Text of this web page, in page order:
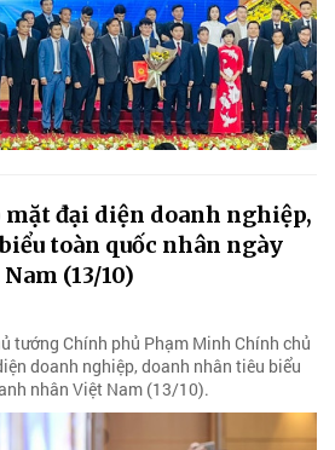
đại diện doanh nghiệp,
toàn quốc nhân ngày
(13/10)
tướng Chính phủ Phạm Minh Chính chủ
doanh nghiệp, doanh nhân tiêu biểu
nhân Việt Nam (13/10).